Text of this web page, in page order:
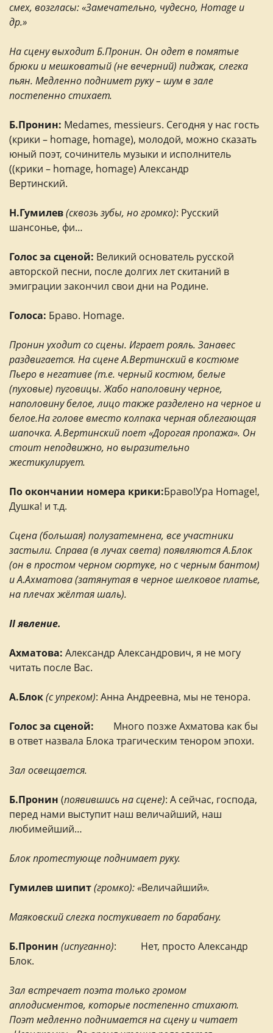
смех, возгласы: «Замечательно, чудесно, Homage и
др.»
На сцену выходит Б.Пронин. Он одет в помятые
брюки и мешковатый (не вечерний) пиджак, слегка
пьян. Медленно поднимет руку – шум в зале
постепенно стихает.
Б.Пронин: Medames, messieurs. Сегодня у нас гость
(крики – homage, homage), молодой, можно сказать
юный поэт, сочинитель музыки и исполнитель
((крики – homage, homage) Александр
Вертинский.
Н.Гумилев(сквозь зубы, но громко): Русский
шансонье, фи…
Голос за сценой: Великий основатель русской
авторской песни, после долгих лет скитаний в
эмиграции закончил свои дни на Родине.
Голоса: Браво. Homage.
Пронин уходит со сцены. Играет рояль. Занавес
раздвигается. На сцене А.Вертинский в костюме
Пьеро в негативе (т.е. черный костюм, белые
(пуховые) пуговицы. Жабо наполовину черное,
наполовину белое, лицо также разделено на черное и
белое.На голове вместо колпака черная облегающая
шапочка. А.Вертинский поет «Дорогая пропажа». Он
стоит неподвижно, но выразительно
жестикулирует.
По окончании номера крики:Браво!Ура Homage!,
Душка! и т.д.
Сцена (большая) полузатемнена, все участники
застыли. Справа (в лучах света) появляются А.Блок
(он в простом черном сюртуке, но с черным бантом)
и А.Ахматова (затянутая в черное шелковое платье,
на плечах жёлтая шаль).
II явление.
Ахматова: Александр Александрович, я не могу
читать после Вас.
А.Блок(с упреком): Анна Андреевна, мы не тенора.
Голос за сценой: Много позже Ахматова как бы
в ответ назвала Блока трагическим тенором эпохи.
Зал освещается.
Б.Пронин (появившись на сцене): А сейчас, господа,
перед нами выступит наш величайший, наш
любимейший…
Блок протестующе поднимает руку.
Гумилев шипит(громко): «Величайший».
Маяковский слегка постукивает по барабану.
Б.Пронин (испуганно): Нет, просто Александр
Блок.
Зал встречает поэта только громом
аплодисментов, которые постепенно стихают.
Поэт медленно поднимается на сцену и читает